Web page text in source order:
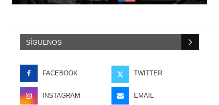
SÍGUENOS
FACEBOOK TWITTER
INSTAGRAM EMAIL